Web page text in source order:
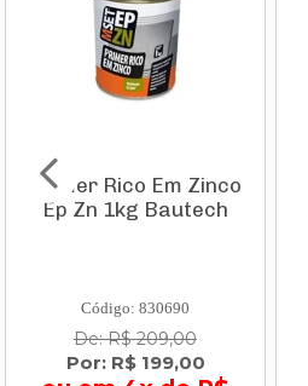
Primer Rico Em Zinco
Ep Zn 1kg Bautech
Código: 830690
De: R$ 209,00
Por: R$ 199,00